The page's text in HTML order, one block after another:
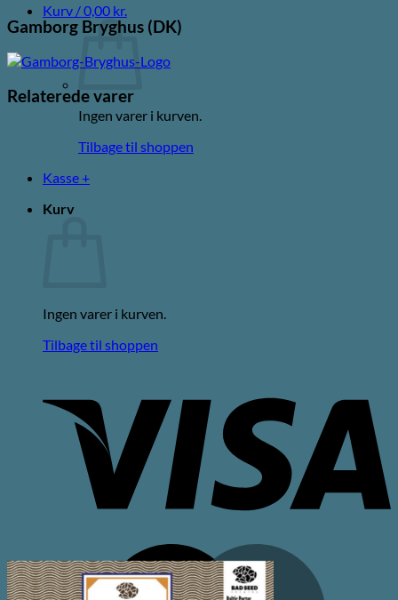
Kurv /0,00 kr.
Ingen varer i kurven.
Tilbage til shoppen
Kasse +
Kurv
Ingen varer i kurven.
Tilbage til shoppen
Gamborg Bryghus (DK)
Relaterede varer